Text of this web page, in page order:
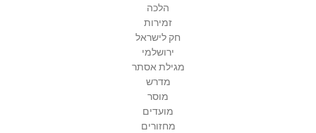
הלכה
זמירות
חק לישראל
ירושלמי
מגילת אסתר
מדרש
מוסר
מועדים
מחזורים